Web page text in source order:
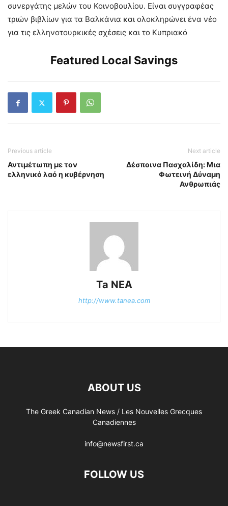
συνεργάτης μελών του Κοινοβουλίου. Είναι συγγραφέας
τριών βιβλίων για τα Βαλκάνια και ολοκληρώνει ένα νέο
για τις ελληνοτουρκικές σχέσεις και το Κυπριακό
Featured Local Savings
Previous article
Αντιμέτωπη με τον
ελληνικό λαό η κυβέρνηση
Next article
Δέσποινα Πασχαλίδη: Μια
Φωτεινή Δύναμη
Ανθρωπιάς
Ta NEA
http://www.tanea.com
ABOUT US
The Greek Canadian News / Les Nouvelles Grecques
Canadiennes
info@newsfirst.ca
FOLLOW US